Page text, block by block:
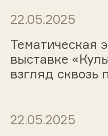
22.05.2025
Тематическая
выставке
взгляд сквозь
22.05.2025